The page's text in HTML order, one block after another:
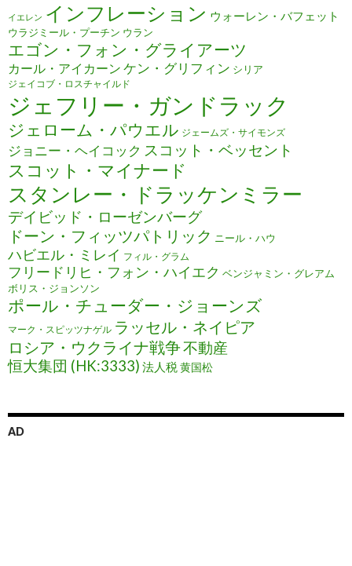
イエレン インフレーション ウォーレン・バフェット
ウラジミール・プーチン ウラン
エゴン・フォン・グライアーツ
カール・アイカーン ケン・グリフィン シリア
ジェイコブ・ロスチャイルド
ジェフリー・ガンドラック
ジェローム・パウエル ジェームズ・サイモンズ
ジョニー・ヘイコック スコット・ベッセント
スコット・マイナード
スタンレー・ドラッケンミラー
デイビッド・ローゼンバーグ
ドーン・フィッツパトリック ニール・ハウ
ハビエル・ミレイ フィル・グラム
フリードリヒ・フォン・ハイエク ベンジャミン・グレアム
ボリス・ジョンソン
ポール・チューダー・ジョーンズ
マーク・スピッツナゲル ラッセル・ネイピア
ロシア・ウクライナ戦争不動産
恒大集団 (HK:3333) 法人税黄国松
AD